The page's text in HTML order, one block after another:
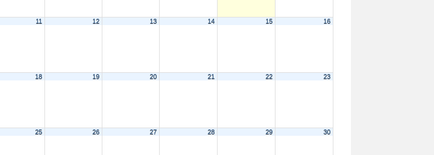
11 12 13 14 15 16
18 19 20 21 22 23
25 26 27 28 29 30